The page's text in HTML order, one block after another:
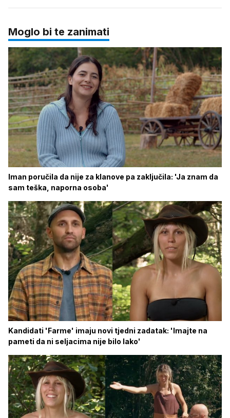
Moglo bi te zanimati
Iman poručila da nije za klanove pa zaključila: 'Ja znam da
sam teška, naporna osoba'
Kandidati 'Farme' imaju novi tjedni zadatak: 'Imajte na
pameti da ni seljacima nije bilo lako'